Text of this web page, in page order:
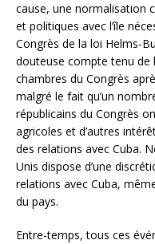
cause, une normalisation
et politiques avec l’île
Congrès de la loi Helms-
douteuse compte tenu de
chambres du Congrès
malgré le fait qu’un
républicains du Congrès
agricoles et d’autres
des relations avec Cuba.
Unis dispose d’une
relations avec Cuba,
du pays.
Entre-temps, tous ces